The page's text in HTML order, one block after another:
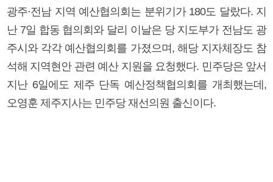
광주·전남 지역 예산협의회는 분위기가 180도 달랐다. 지
난 7일 합동 협의회와 달리 이날은 당 지도부가 전남도 광
주시와 각각 예산협의회를 가졌으며, 해당 지자체장도 참
석해 지역현안 관련 예산 지원을 요청했다. 민주당은 앞서
지난 6일에도 제주 단독 예산정책협의회를 개최했는데,
오영훈 제주지사는 민주당 재선의원 출신이다.